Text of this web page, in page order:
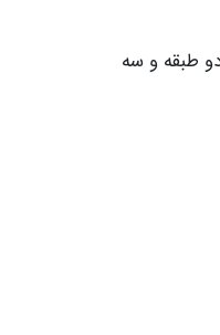
طبقه و سه